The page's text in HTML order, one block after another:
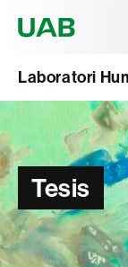
Laboratori
Tesis